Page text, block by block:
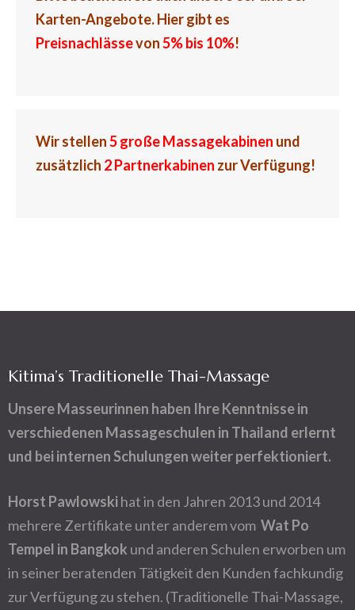
Karten-Angebote.Hier gibt es
Preisnachlässevon5% bis 10%!
Wir stellen5 große Massagekabinen und
zusätzlich 2 Partnerkabinen zur Verfügung!
Kitima’s Traditionelle Thai-Massage
Unsere Masseurinnen haben Ihre Kenntnisse in
verschiedenen Massageschulen in Thailand erlernt
und bei internen Schulungen weiter perfektioniert.
Horst Pawlowskihat in den Jahren 2013 und 2014
mehrere Zertifikate unter anderem vom Wat Po
Tempel in Bangkok und anderen Schulen erworben um
in seiner beratenden Tätigkeit den Kunden fachkundig
zur Verfügung zu stehen. (Traditionelle Thai-Massage,